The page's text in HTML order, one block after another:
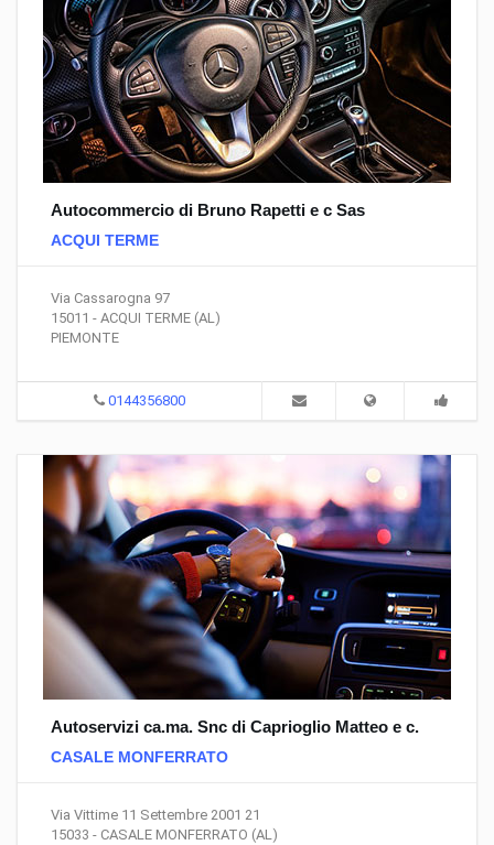
Autocommercio di Bruno Rapetti e c Sas
ACQUI TERME
Via Cassarogna 97
15011 - ACQUI TERME (AL)
PIEMONTE
0144356800
Autoservizi ca.ma. Snc di Caprioglio Matteo e c.
CASALE MONFERRATO
Via Vittime 11 Settembre 2001 21
15033 - CASALE MONFERRATO (AL)